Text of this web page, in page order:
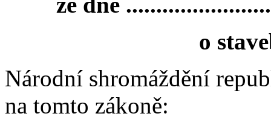
o
Národní shromáždění
na tomto zákoně: